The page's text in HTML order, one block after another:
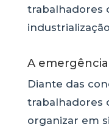
trabalhadores
A
Diante das
trabalhadores
organizar em